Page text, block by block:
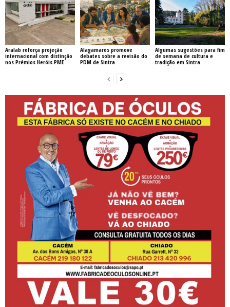
Aralab reforça projeção
internacional com distinção
nos Prémios Heróis PME
Alagamares promove
debates sobre a revisão do
PDM de Sintra
Algumas sugestões para fim
de semana de cultura e
tradição em Sintra